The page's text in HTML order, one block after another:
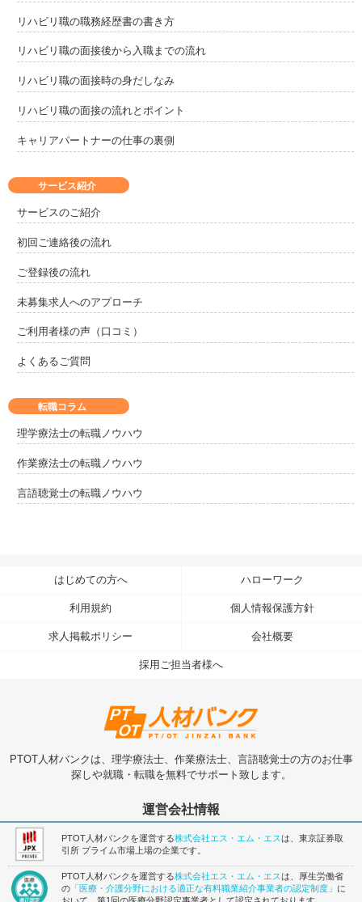
サービス紹介
サービスのご紹介
初回ご連絡後の流れ
ご登録後の流れ
未募集求人へのアプローチ
ご利用者様の声（口コミ）
よくあるご質問
リハビリ職の職務経歴書の書き方
リハビリ職の面接後から入職までの流れ
リハビリ職の面接時の身だしなみ
リハビリ職の面接の流れとポイント
キャリアパートナーの仕事の裏側
転職コラム
理学療法士の転職ノウハウ
作業療法士の転職ノウハウ
言語聴覚士の転職ノウハウ
はじめての方へ ハローワーク
利用規約 個人情報保護方針
求人掲載ポリシー 会社概要
採用ご担当者様へ
PTOT人材バンクは、理学療法士、作業療法士、言語聴覚士の方のお仕事
探しや就職・転職を無料でサポート致します。
運営会社情報
PTOT人材バンクを運営する株式会社エス・エム・エスは、東京証券取
引所 プライム市場上場の企業です。
PTOT人材バンクを運営する株式会社エス・エム・エスは、厚生労働省
の 「医療・介護分野における適正な有料職業紹介事業者の認定制度」 に